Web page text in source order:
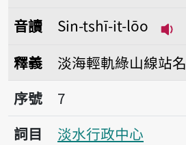
音讀
Sin-tshī-it-lōo
釋義
淡海輕軌綠山線站名
序號7淡水行政中心
序號
7
詞目
淡水行政中心